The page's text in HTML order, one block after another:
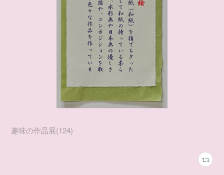
趣味の作品展(124)